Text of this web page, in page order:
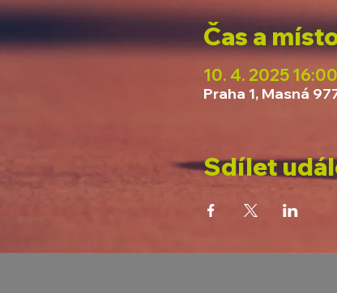
Čas a
10. 4. 2025
Praha 1, Masná
Sdílet